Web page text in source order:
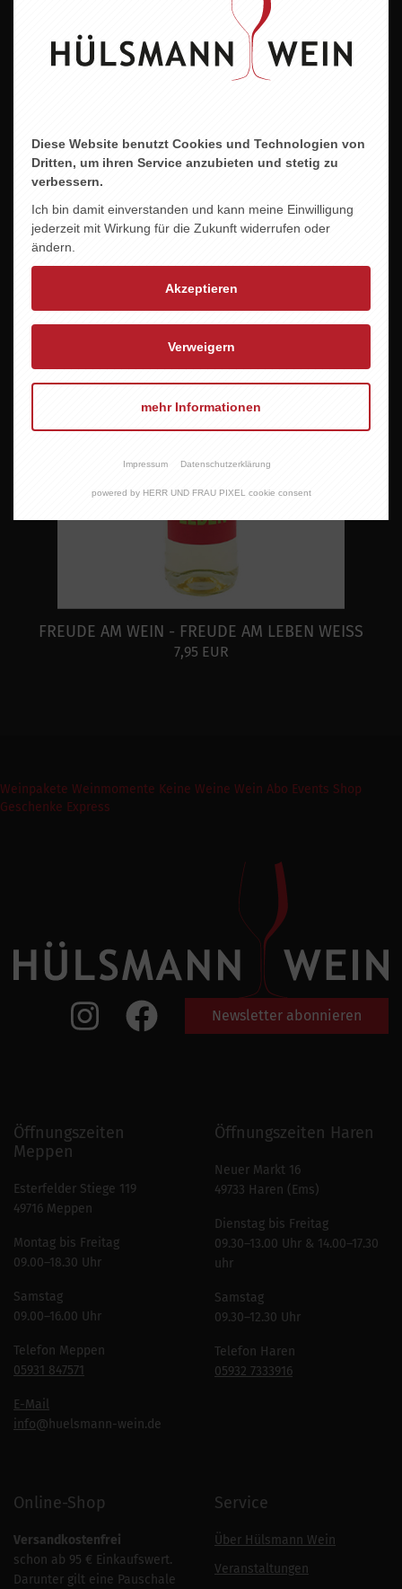
Allergene
enthält Sulfite
ZU DIESEM PRODUKT PASST ...
FREUDE AM WEIN - FREUDE AM LEBEN WEISS
7,95 EUR
Weinpakete Weinmomente Keine Weine Wein Abo Events Shop
Geschenke Express
Newsletter abonnieren
Öffnungszeiten
Meppen
Esterfelder Stiege 119
49716 Meppen
Montag bis Freitag
09.00–18.30 Uhr
Samstag
09.00–16.00 Uhr
Telefon Meppen
05931 847571
E-Mail
info@huelsmann-wein.de
Öffnungszeiten Haren
Neuer Markt 16
49733 Haren (Ems)
Dienstag bis Freitag
09.30–13.00 Uhr & 14.00–17.30
uhr
Samstag
09.30–12.30 Uhr
Telefon Haren
05932 7333916
Online-Shop
Versandkostenfrei
schon ab 95 € Einkaufswert.
Darunter gilt eine Pauschale
Service
Über Hülsmann Wein
Veranstaltungen
Diese Website benutzt Cookies und Technologien von
Dritten, um ihren Service anzubieten und stetig zu
verbessern.
Ich bin damit einverstanden und kann meine Einwilligung
jederzeit mit Wirkung für die Zukunft widerrufen oder
ändern.
Akzeptieren
Verweigern
mehr Informationen
Impressum Datenschutzerklärung
powered by HERR UND FRAU PIXEL cookie consent